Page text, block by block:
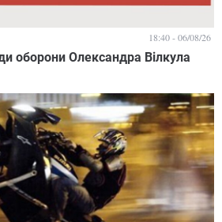
оборони Олександра Вілкула
18:40 - 06/08/26